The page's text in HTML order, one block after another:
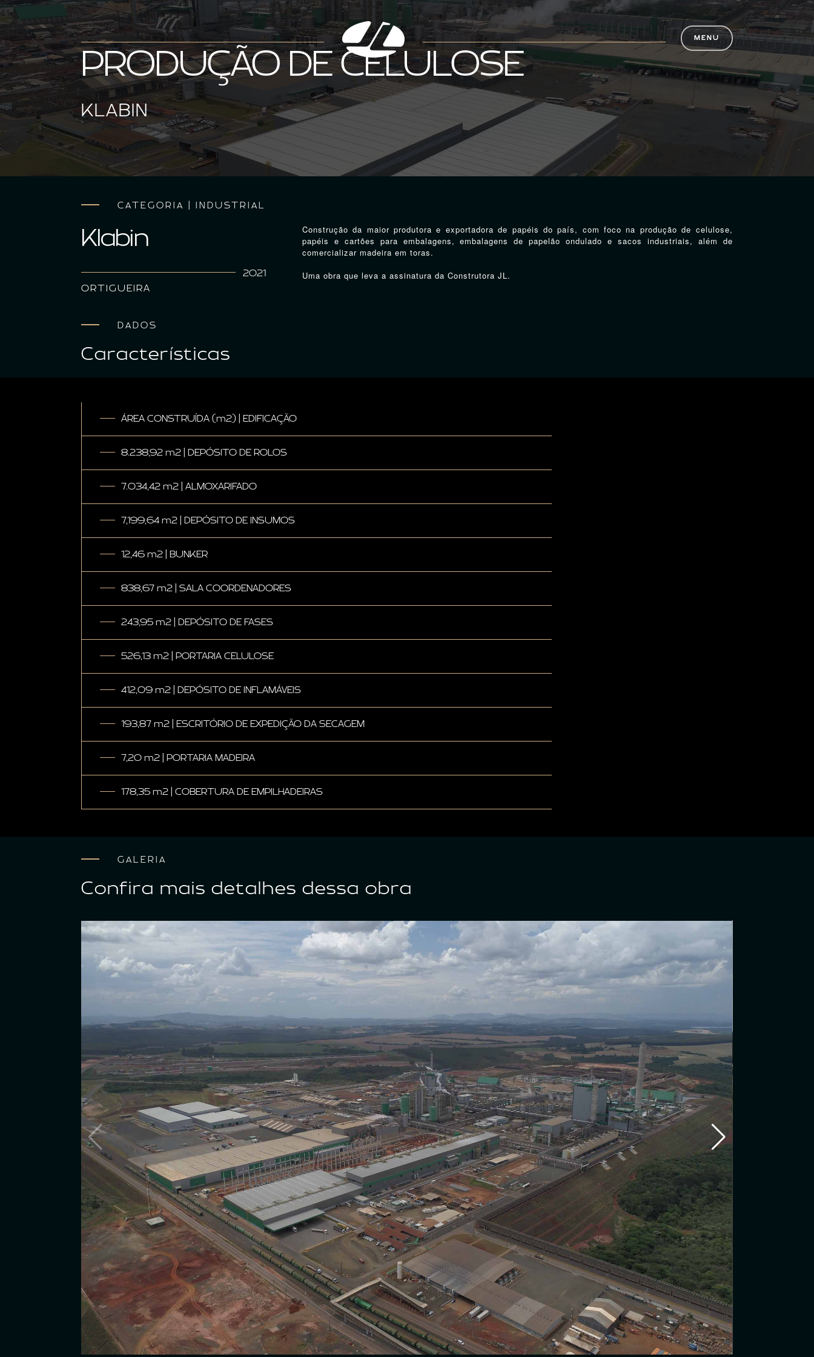
MENU
PRODUÇÃO DE CELULOSE
KLABIN
CATEGORIA | INDUSTRIAL
Klabin
2021
ORTIGUEIRA
Construção da maior produtora e exportadora de papéis do país, com foco na produção de celulose,
papéis e cartões para embalagens, embalagens de papelão ondulado e sacos industriais, além de
comercializar madeira em toras.
Uma obra que leva a assinatura da Construtora JL.
DADOS
Características
ÁREA CONSTRUÍDA (m2) | EDIFICAÇÃO
8.238,92 m2 | DEPÓSITO DE ROLOS
7.034,42 m2 | ALMOXARIFADO
7,199,64 m2 | DEPÓSITO DE INSUMOS
12,46 m2 | BUNKER
838,67 m2 | SALA COORDENADORES
243,95 m2 | DEPÓSITO DE FASES
526,13 m2 | PORTARIA CELULOSE
412,09 m2 | DEPÓSITO DE INFLAMÁVEIS
193,87 m2 | ESCRITÓRIO DE EXPEDIÇÃO DA SECAGEM
7,20 m2 | PORTARIA MADEIRA
178,35 m2 | COBERTURA DE EMPILHADEIRAS
GALERIA
Confira mais detalhes dessa obra